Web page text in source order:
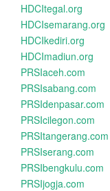
HDCItegal.org
HDCIsemarang.org
HDCIkediri.org
HDCImadiun.org
PRSIaceh.com
PRSIsabang.com
PRSIdenpasar.com
PRSIcilegon.com
PRSItangerang.com
PRSIserang.com
PRSIbengkulu.com
PRSIjogja.com